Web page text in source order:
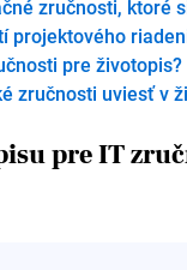
zručnosti, ktoré
projektového
pre životopis?
zručnosti uviesť v
pre IT